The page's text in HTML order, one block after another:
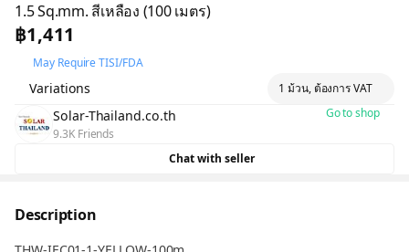
1.5 Sq.mm. สีเหลือง (100 เมตร)
฿1,411
May Require TISI/FDA
Variations 1 ม้วน, ต้องการ VAT
Solar-Thailand.co.th
9.3K Friends
Go to shop
Chat with seller
Description